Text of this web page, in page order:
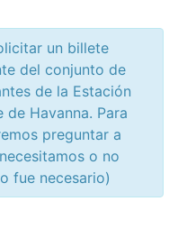
un billete
del conjunto de
de la Estación
Havanna. Para
preguntar a
o no
fue necesario)